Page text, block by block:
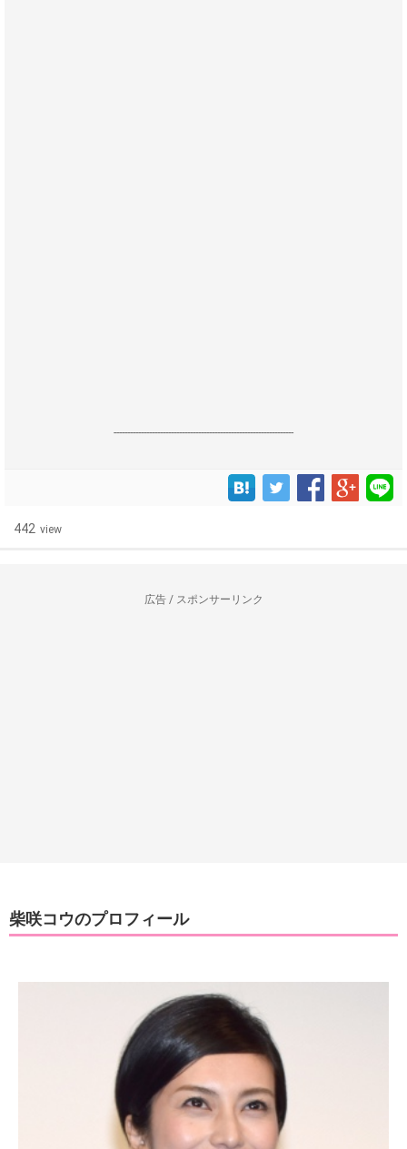
------------------------------------------------------------------
442 view
広告 / スポンサーリンク
柴咲コウのプロフィール